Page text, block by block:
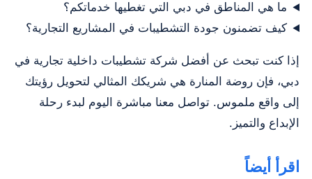
ما هي المناطق في دبي التي تغطيها خدماتكم؟
كيف تضمنون جودة التشطيبات في المشاريع التجارية؟
إذا كنت تبحث عن أفضل شركة تشطيبات داخلية تجارية في
دبي، فإن روضة المنارة هي شريكك المثالي لتحويل رؤيتك
إلى واقع ملموس. تواصل معنا مباشرة اليوم لبدء رحلة
الإبداع والتميز.
اقرأ أيضاً